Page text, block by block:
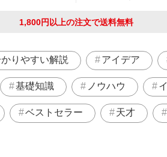
1,800円以上の注文で送料無料
りやすい解説 アイデア
基礎知識 ノウハウ
ベストセラー 天才